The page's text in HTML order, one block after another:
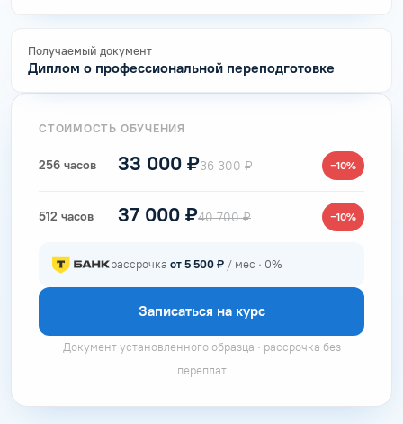
Получаемый документ
Диплом о профессиональной переподготовке
СТОИМОСТЬ ОБУЧЕНИЯ
256 часов 33 000 ₽36 300 ₽ −10%
512 часов 37 000 ₽40 700 ₽ −10%
рассрочка от 5 500 ₽ / мес · 0%
Записаться на курс
Документ установленного образца · рассрочка без
переплат